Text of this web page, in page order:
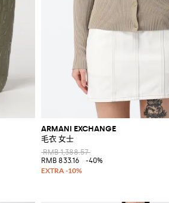
ARMANI EXCHANGE
毛衣 女士
RMB 1,388.57
RMB 833.16
-40%